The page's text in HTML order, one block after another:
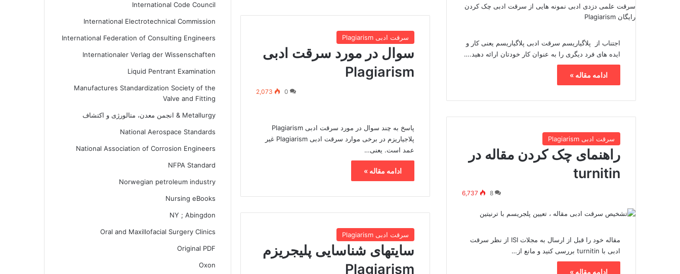
اجتناب از پلاگیاریسم سرقت ادبی پلاگیاریسم یعنی کار و
ایده های فرد دیگری را به عنوان کار خودتان ارائه دهید.…
ادامه مقاله »
سرقت ادبی Plagiarism
سوال در مورد سرقت ادبی
Plagiarism
0
2,073
پاسخ به چند سوال در مورد سرقت ادبی Plagiarism
پلاجیاریزم در برخی موارد سرقت ادبی Plagiarism غیر
عمد است. یعنی…
ادامه مقاله »
سرقت ادبی Plagiarism
راهنمای چک کردن مقاله در
turnitin
8
6,737
مقاله خود را قبل از ارسال به مجلات ISI از نظر سرقت
ادبی با turnitin بررسی کنید و مانع از…
ادامه مقاله »
سرقت ادبی Plagiarism
سایتهای شناسایی پلیجریزم
Plagiarism
International Code Council
International Electrotechnical Commission
International Federation of Consulting Engineers
Internationaler Verlag der Wissenschaften
Liquid Pentrant Examination
Manufactures Standardization Society of the
Valve and Fitting
Metallurgy & انجمن معدن، متالورژی و اکتشاف
National Aerospace Standards
National Association of Corrosion Engineers
NFPA Standard
Norwegian petroleum industry
Nursing eBooks
NY ; Abingdon
Oral and Maxillofacial Surgery Clinics
Original PDF
Oxon